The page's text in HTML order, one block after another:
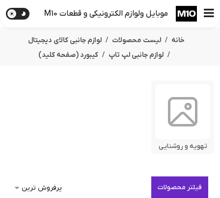
موبایل ولوازم الکترونیکی و قطعات M10
خانه لیست محصولات
لوازم جانبی کالای دیجیتال
لوازم جانبی لپ تاپ
کیبورد (صفحه کلید)
تهویه و روشنایی
فیلتر محصولات